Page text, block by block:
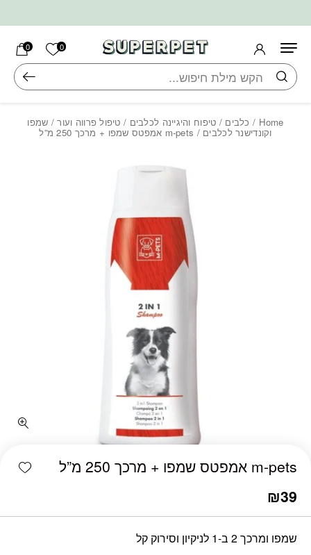
0 הרשימה
0
חיפוש
Home
/ כלבים / טיפוח והיגיינה לכלבים / טיפול פרווה ועור/ שמפו
וקונדישנר לכלבים / m-pets אמפטס שמפו + מרכך 250 מ”ל
m-pets אמפטס שמפו + מרכך 250 מ”ל
₪39
שמפו ומרכך 2 ב-1 לניקיון וסירוק קל